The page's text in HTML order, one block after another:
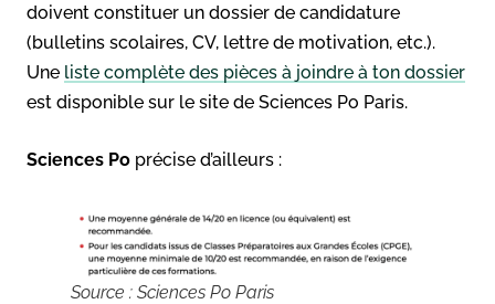
doivent constituer un dossier de candidature
(bulletins scolaires, CV, lettre de motivation, etc.).
Une liste complète des pièces à joindre à ton dossier
est disponible sur le site de Sciences Po Paris.
Sciences Po précise d’ailleurs :
Source : Sciences Po Paris